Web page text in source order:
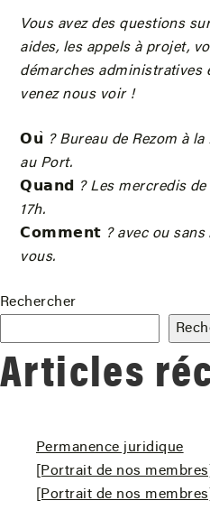
Vous avez des questions
aides, les appels à projet,
démarches administratives
venez nous voir !
𝗢𝘂
? Bureau de Rezom à
au Port.
𝗤𝘂𝗮𝗻𝗱 ? Les mercredis
17h.
𝗖𝗼𝗺𝗺𝗲𝗻𝘁 ? avec ou sans
vous.
Rechercher
Articles
Permanence juridique
[Portrait de nos
[Portrait de nos